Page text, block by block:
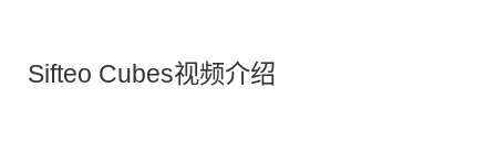
Sifteo Cubes视频介绍